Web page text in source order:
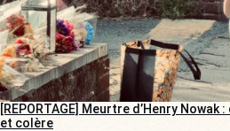
[REPORTAGE] Meurtre d’Henry
et colère